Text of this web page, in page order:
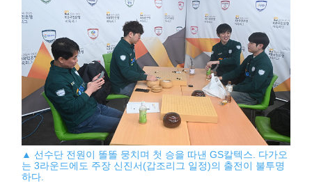
▲ 선수단 전원이 똘똘 뭉치며 첫 승을 따낸 GS칼텍스. 다가오
는 3라운드에도 주장 신진서(갑조리그 일정)의 출전이 불투명
하다.